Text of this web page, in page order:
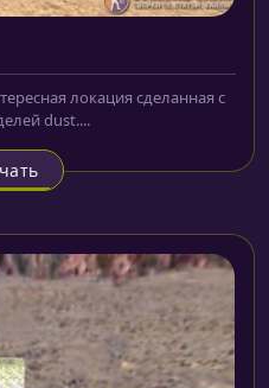
локация сделанная с
dust....